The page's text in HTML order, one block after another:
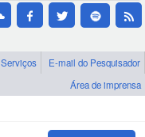
Serviços
E-mail do Pesquisador
Área de imprensa